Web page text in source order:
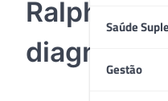
Saúde
Gestão
Ralph